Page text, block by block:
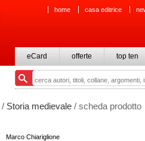
home casa editrice
eCard offerte top ten
/ Storia medievale / scheda prodotto
Marco Chiariglione